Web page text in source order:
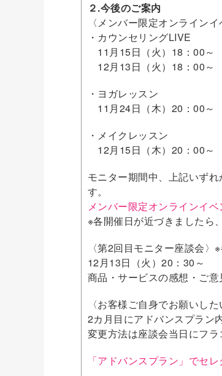
２.今後のご案内
〈メンバー限定オンライン
・カウンセリングLIVE
11月15日（火）18：00～
12月13日（火）18：00～
・ヨガレッスン
11月24日（木）20：00～
・メイクレッスン
12月15日（木）20：00～
モニター期間中、上記いず
す。
メンバー限定オンラインイ
※各開催日が近づきましたら
〈第2回目モニター座談会〉
12月13日（火）20：30～
商品・サービスの感想・ご意
〈お客様ご自身でお願いした
2カ月目にアドバンスプラン
変更方法は座談会当日にフラ
「アドバンスプラン」でセ